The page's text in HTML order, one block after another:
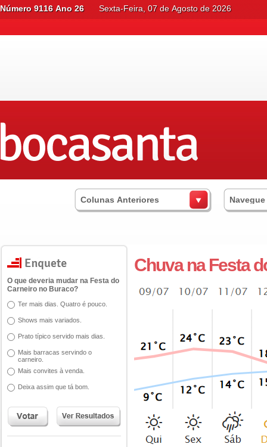
Número 9116 Ano 26 Sexta-Feira, 07 de Agosto de 2026
Colunas Anteriores
O que deveria mudar na Festa do
Carneiro no Buraco?
Ter mais dias. Quatro é pouco.
Shows mais variados.
Prato típico servido mais dias.
Mais barracas servindo o
carneiro.
Mais convites à venda.
Deixa assim que tá bom.
Chuva na Festa